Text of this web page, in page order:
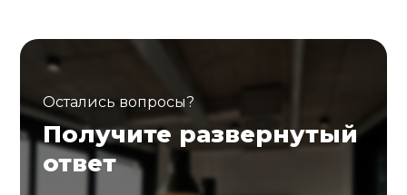
Остались вопросы?
Получите развернутый
ответ